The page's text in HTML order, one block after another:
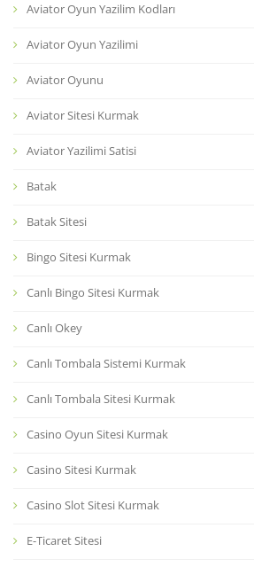
Aviator Oyun Yazilim Kodları
Aviator Oyun Yazilimi
Aviator Oyunu
Aviator Sitesi Kurmak
Aviator Yazilimi Satisi
Batak
Batak Sitesi
Bingo Sitesi Kurmak
Canlı Bingo Sitesi Kurmak
Canlı Okey
Canlı Tombala Sistemi Kurmak
Canlı Tombala Sitesi Kurmak
Casino Oyun Sitesi Kurmak
Casino Sitesi Kurmak
Casino Slot Sitesi Kurmak
E-Ticaret Sitesi